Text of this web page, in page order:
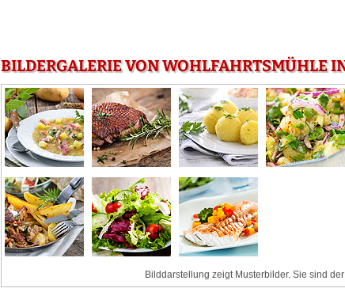
BILDERGALERIE VON WOHLFAHRTSMÜHLE
Bilddarstellung zeigt Musterbilder. Sie sind